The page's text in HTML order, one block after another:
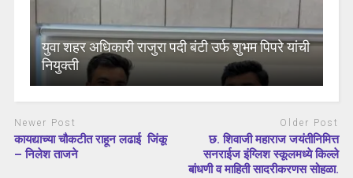
युवा शहर अधिकारी राजुरा पदी बंटी उर्फ शुभम पिपरे यांची
नियुक्ती
Newer Post
कायद्याच्या चौकटीत राहून लढाई जिंकू
– निलेश ताजने
Older Post
छ. शिवाजी महाराज जयंतीनिमित्त
सनराईज इंग्लिश स्कूलमध्ये किल्ले
बांधणी व माहिती सादरीकरणस सोहळा.